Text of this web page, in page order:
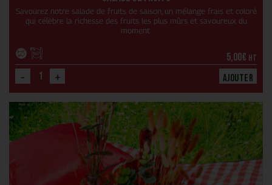
Savourez notre salade de fruits de saison, un mélange frais et coloré
qui célèbre la richesse des fruits les plus mûrs et savoureux du
moment.
5,00€ HT
- + Ajouter